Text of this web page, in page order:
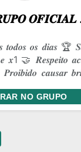
𝒐𝒔 𝒅𝒊𝒂𝒔 🏆
𝒙1 🤝 𝑹𝒆𝒔𝒑𝒆𝒊𝒕𝒐
𝒄𝒂𝒖𝒔𝒂𝒓
NO GRUPO